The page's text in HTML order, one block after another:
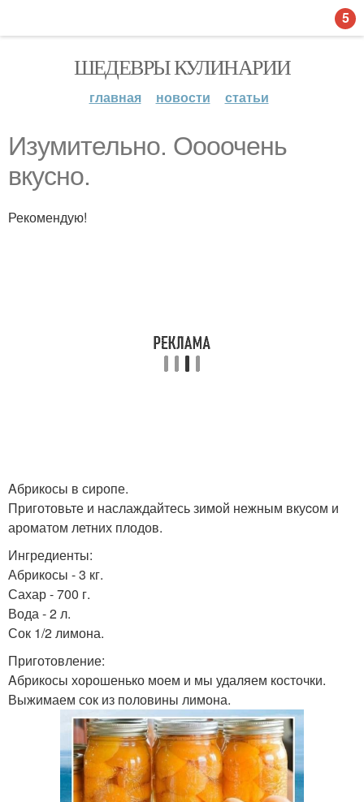
ШЕДЕВРЫ КУЛИНАРИИ
главная новости статьи
Изумительно. Оооочень
вкусно.
Рекомендую!
Aбрикосы в сиропе.
Приготовьте и наслаждайтесь зимoй нежным вкуcом и
ароматом летних плодов.
Ингредиенты:
Абрикосы - 3 кг.
Сахар - 700 г.
Вода - 2 л.
Сок 1/2 лимона.
Приготовление:
Aбрикосы хорошенько моем и мы удаляем косточки.
Выжимаем сок из половины лимона.
5